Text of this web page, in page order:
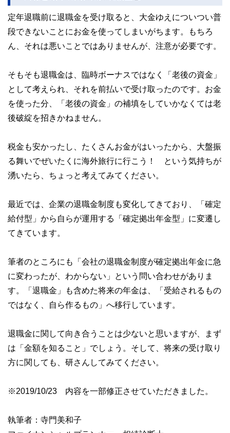
定年退職前に退職金を受け取ると、大金ゆえについつい普
段できないことにお金を使ってしまいがちます。もちろ
ん、それは悪いことではありませんが、注意が必要です。
そもそも退職金は、臨時ボーナスではなく「老後の資金」
として考えられ、それを前払いで受け取ったのです。お金
を使った分、「老後の資金」の補填をしていかなくては老
後破綻を招きかねません。
税金も安かったし、たくさんお金がはいったから、大盤振
る舞いでぜいたくに海外旅行に行こう！ という気持ちが
湧いたら、ちょっと考えてみてください。
最近では、企業の退職金制度も変化してきており、「確定
給付型」から自らが運用する「確定拠出年金型」に変遷し
てきています。
筆者のところにも「会社の退職金制度が確定拠出年金に急
に変わったが、わからない」という問い合わせがありま
す。「退職金」も含めた将来の年金は、「受給されるもの
ではなく、自ら作るもの」へ移行しています。
退職金に関して向き合うことは少ないと思いますが、まず
は「金額を知ること」でしょう。そして、将来の受け取り
方に関しても、研さんしてみてください。
※2019/10/23 内容を一部修正させていただきました。
執筆者：寺門美和子